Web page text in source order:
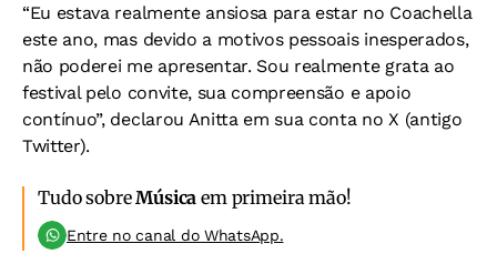
“Eu estava realmente ansiosa para estar no Coachella
este ano, mas devido a motivos pessoais inesperados,
não poderei me apresentar. Sou realmente grata ao
festival pelo convite, sua compreensão e apoio
contínuo”, declarou Anitta em sua conta no X (antigo
Twitter).
Tudo sobreMúsica em primeira mão!
Entre no canal do WhatsApp.